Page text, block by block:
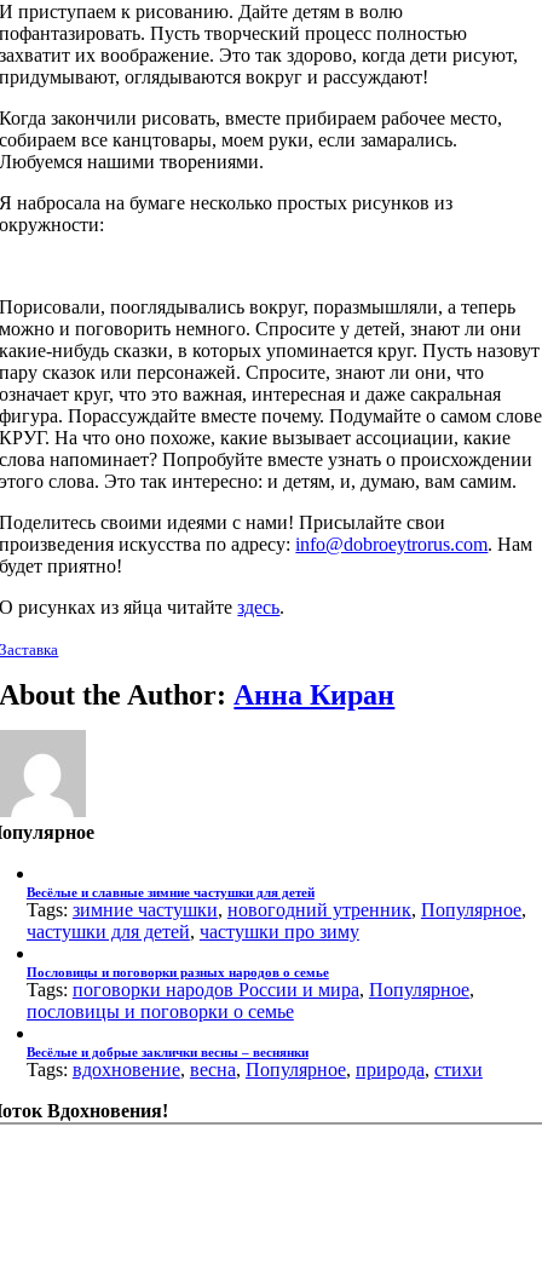
И приступаем к рисованию. Дайте детям в волю
пофантазировать. Пусть творческий процесс полностью
захватит их воображение. Это так здорово, когда дети рисуют,
придумывают, оглядываются вокруг и рассуждают!
Когда закончили рисовать, вместе прибираем рабочее место,
собираем все канцтовары, моем руки, если замарались.
Любуемся нашими творениями.
Я набросала на бумаге несколько простых рисунков из
окружности:
Порисовали, пооглядывались вокруг, поразмышляли, а теперь
можно и поговорить немного. Спросите у детей, знают ли они
какие-нибудь сказки, в которых упоминается круг. Пусть назовут
пару сказок или персонажей. Спросите, знают ли они, что
означает круг, что это важная, интересная и даже сакральная
фигура. Порассуждайте вместе почему. Подумайте о самом слове
КРУГ. На что оно похоже, какие вызывает ассоциации, какие
слова напоминает? Попробуйте вместе узнать о происхождении
этого слова. Это так интересно: и детям, и, думаю, вам самим.
Поделитесь своими идеями с нами! Присылайте свои
произведения искусства по адресу:info@dobroeytrorus.com. Нам
будет приятно!
О рисунках из яйца читайтездесь.
Заставка
About the Author: Анна Киран
Весёлые и славные зимние частушки для детей
Tags: зимние частушки, новогодний утренник, Популярное,
частушки для детей, частушки про зиму
Пословицы и поговорки разных народов о семье
Tags: поговорки народов России и мира, Популярное,
пословицы и поговорки о семье
Весёлые и добрые заклички весны – веснянки
Tags: вдохновение, весна, Популярное, природа, стихи
Вдохновения!